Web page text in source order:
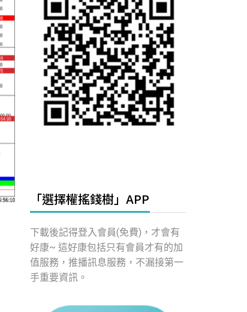
「選擇權搖錢樹」APP
下載後記得登入會員(免費)，才會有
好康~ 這好康包括只有會員才有的加
值服務，推播訊息服務，不漏接第一
手重要資訊。